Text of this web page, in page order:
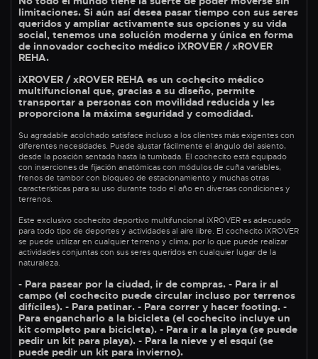
limitaciones. Si aún así desea pasar tiempo con sus seres
queridos y ampliar activamente sus opciones y su vida
social, tenemos una solución moderna y única en forma
de innovador cochecito médico iXROVER / xROVER
REHA.
iXROVER / xROVER REHA es un cochecito médico
multifuncional que, gracias a su diseño, permite
transportar a personas con movilidad reducida y les
proporciona la máxima seguridad y comodidad.
Su agradable acolchado satisface incluso a los clientes más exigentes con
diferentes necesidades. Puede ajustar fácilmente el ángulo del asiento,
desde la posición sentada hasta la tumbada. El cochecito está equipado
con inserciones de fijación anatómicas con módulos de cuña variables,
frenos de tambor con bloqueo de estacionamiento y muchas otras
características para su uso durante todo el año en diversas condiciones y
terrenos.
Este exclusivo cochecito deportivo multifuncional iXROVER es adecuado
para todo tipo de deportes y actividades al aire libre. El cochecito iXROVER
se puede utilizar en cualquier terreno y clima, por lo que puede realizar
actividades conjuntas con sus seres queridos en cualquier lugar de la
naturaleza.
- Para pasear por la ciudad, ir de compras. - Para ir al
campo (el cochecito puede circular incluso por terrenos
difíciles). - Para patinar. - Para correr y hacer footing. -
Para engancharlo a la bicicleta (el cochecito incluye un
kit completo para bicicleta). - Para ir a la playa (se puede
pedir un kit para playa). - Para la nieve y el esquí (se
puede pedir un kit para invierno).